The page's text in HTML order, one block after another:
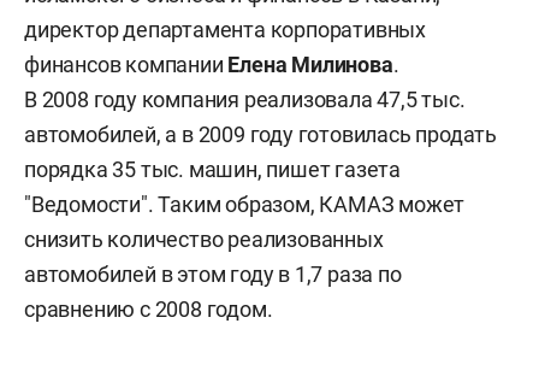
директор департамента корпоративных
финансов компании Елена Милинова.
В 2008 году компания реализовала 47,5 тыс.
автомобилей, а в 2009 году готовилась продать
порядка 35 тыс. машин, пишет газета
"Ведомости". Таким образом, КАМАЗ может
снизить количество реализованных
автомобилей в этом году в 1,7 раза по
сравнению с 2008 годом.